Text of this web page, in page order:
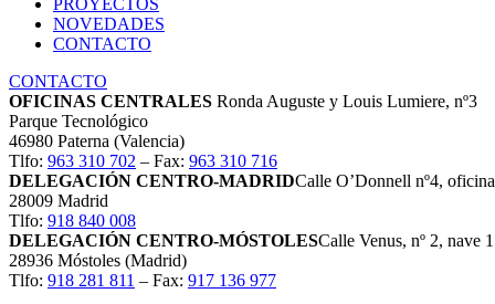
PROYECTOS
NOVEDADES
CONTACTO
CONTACTO
OFICINAS CENTRALES Ronda Auguste y Louis Lumiere, nº3
Parque Tecnológico
46980 Paterna (Valencia)
Tlfo: 963 310 702 – Fax: 963 310 716
DELEGACIÓN CENTRO-MADRIDCalle O’Donnell nº4, oficina
28009 Madrid
Tlfo: 918 840 008
DELEGACIÓN CENTRO-MÓSTOLESCalle Venus, nº 2, nave
28936 Móstoles (Madrid)
Tlfo: 918 281 811 – Fax: 917 136 977